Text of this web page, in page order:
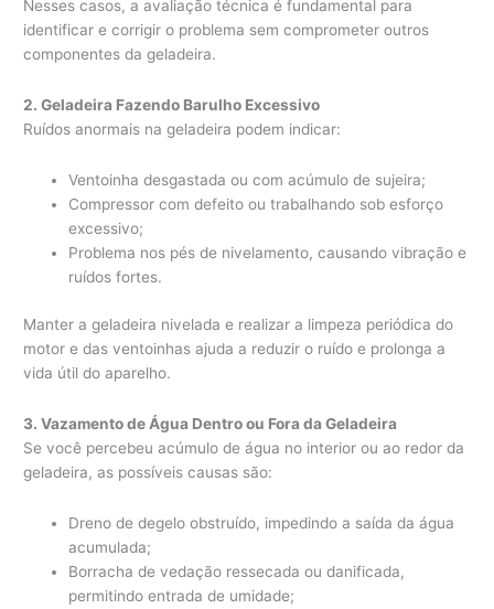
Nesses casos, a avaliação técnica é fundamental para
identificar e corrigir o problema sem comprometer outros
componentes da geladeira.
2. Geladeira Fazendo Barulho Excessivo
Ruídos anormais na geladeira podem indicar:
Ventoinha desgastada ou com acúmulo de sujeira;
Compressor com defeito ou trabalhando sob esforço
excessivo;
Problema nos pés de nivelamento, causando vibração e
ruídos fortes.
Manter a geladeira nivelada e realizar a limpeza periódica do
motor e das ventoinhas ajuda a reduzir o ruído e prolonga a
vida útil do aparelho.
3. Vazamento de Água Dentro ou Fora da Geladeira
Se você percebeu acúmulo de água no interior ou ao redor da
geladeira, as possíveis causas são:
Dreno de degelo obstruído, impedindo a saída da água
acumulada;
Borracha de vedação ressecada ou danificada,
permitindo entrada de umidade;